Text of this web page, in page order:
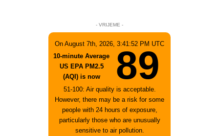
- VRIJEME -
On August 7th, 2026, 3:41:52 PM UTC
10-minute Average
US EPA PM2.5
(AQI) is now
89
51-100: Air quality is acceptable.
However, there may be a risk for some
people with 24 hours of exposure,
particularly those who are unusually
sensitive to air pollution.